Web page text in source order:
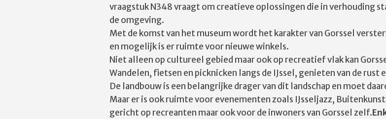
vraagstuk N348 vraagt om creatieve oplossingen die in verhouding
de omgeving.
Met de komst van het museum wordt het karakter van Gorssel
en mogelijk is er ruimte voor nieuwe winkels.
Niet alleen op cultureel gebied maar ook op recreatief vlak kan
Wandelen, fietsen en picknicken langs de IJssel, genieten van de rust
De landbouw is een belangrijke drager van dit landschap en moet
Maar er is ook ruimte voor evenementen zoals IJsseljazz,
gericht op recreanten maar ook voor de inwoners van Gorssel zelf.